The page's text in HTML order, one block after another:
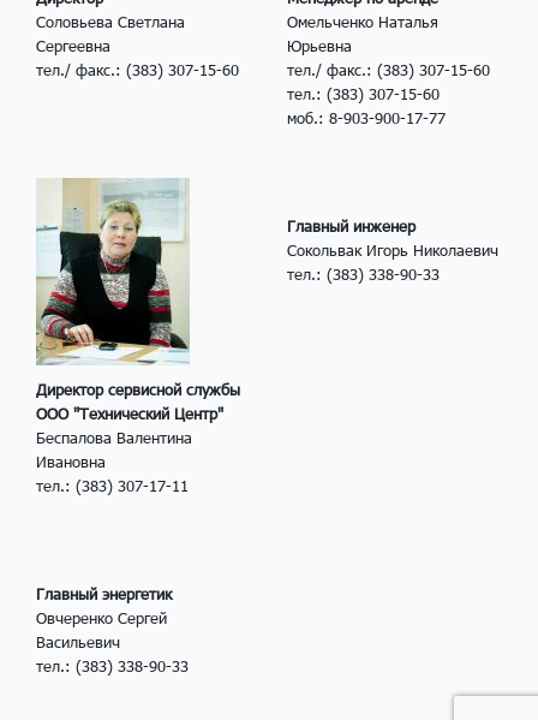
Соловьева Светлана
Сергеевна
тел./ факс.: (383) 307-15-60
Омельченко Наталья
Юрьевна
тел./ факс.: (383) 307-15-60
тел.: (383) 307-15-60
моб.: 8-903-900-17-77
Директор сервисной службы
ООО "Технический Центр"
Беспалова Валентина
Ивановна
тел.: (383) 307-17-11
Главный инженер
Сокольвак Игорь Николаевич
тел.: (383) 338-90-33
Главный энергетик
Овчеренко Сергей
Васильевич
тел.: (383) 338-90-33